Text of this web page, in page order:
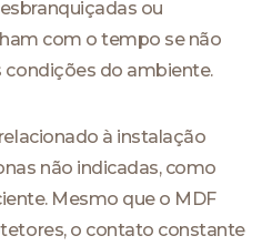
ou
com o tempo se não
condições do ambiente.
à instalação
não indicadas, como
Mesmo que o MDF
o contato constante